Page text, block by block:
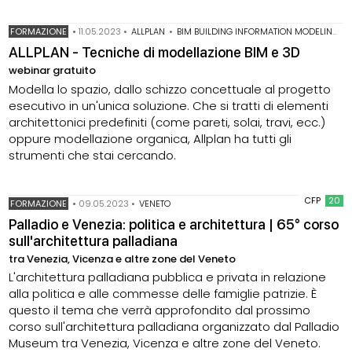
FORMAZIONE •11.05.2023 • ALLPLAN • BIM BUILDING INFORMATION MODELING
ALLPLAN - Tecniche di modellazione BIM e 3D
webinar gratuito
Modella lo spazio, dallo schizzo concettuale al progetto
esecutivo in un'unica soluzione. Che si tratti di elementi
architettonici predefiniti (come pareti, solai, travi, ecc.)
oppure modellazione organica, Allplan ha tutti gli
strumenti che stai cercando.
CFP 20
FORMAZIONE • 09.05.2023 • VENETO
Palladio e Venezia: politica e architettura | 65° corso
sull'architettura palladiana
tra Venezia, Vicenza e altre zone del Veneto
L'architettura palladiana pubblica e privata in relazione
alla politica e alle commesse delle famiglie patrizie. È
questo il tema che verrà approfondito dal prossimo
corso sull'architettura palladiana organizzato dal Palladio
Museum tra Venezia, Vicenza e altre zone del Veneto.